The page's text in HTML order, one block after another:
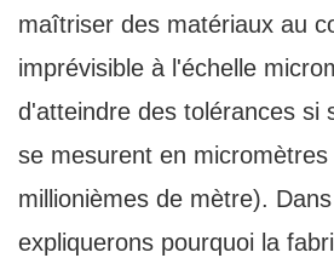
maîtriser des matériaux au
imprévisible à l'échelle
d'atteindre des tolérances si
se mesurent en
millionièmes de mètre).
expliquerons pourquoi la